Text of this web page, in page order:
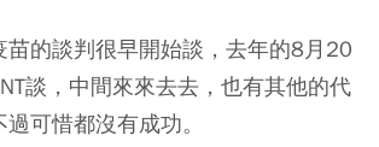
苗的談判很早開始談，去年的8月20
談，中間來來去去，也有其他的代
可惜都沒有成功。